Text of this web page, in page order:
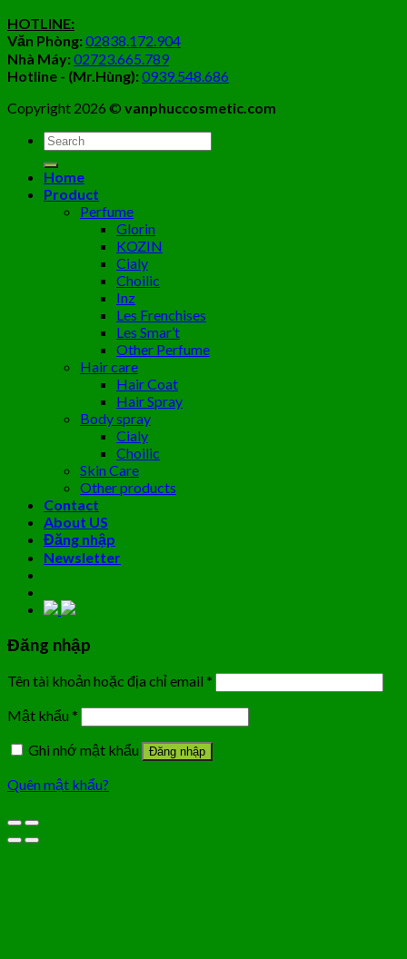
HOTLINE:
Văn Phòng:02838.172.904
Nhà Máy:02723.665.789
Hotline - (Mr.Hùng):0939.548.686
Copyright 2026 © vanphuccosmetic.com
Tìm
kiếm:
Home
Product
Perfume
Glorin
KOZIN
Cialy
Choilic
Inz
Les Frenchises
Les Smar’t
Other Perfume
Hair care
Hair Coat
Hair Spray
Body spray
Cialy
Choilic
Skin Care
Other products
Contact
About US
Đăng nhập
Newsletter
Đăng nhập
Tên tài khoản hoặc địa chỉ email *
Mật khẩu *
Ghi nhớ mật khẩu
Đăng nhập
Quên mật khẩu?